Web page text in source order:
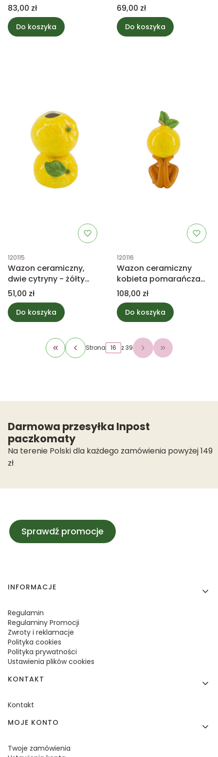
Cena
83,00 zł
Do koszyka
Cena
69,00 zł
Do koszyka
Kod produktu
120115
Wazon ceramiczny,
dwie cytryny - żółty
8x11,5cm
Cena
51,00 zł
Do koszyka
Kod produktu
120116
Wazon ceramiczny
kobieta pomarańcza
22cm
Cena
108,00 zł
Do koszyka
Wróć do pierwszej strony z produktami
Strona z 39 Przejdź do
Darmowa przesyłka Inpost
paczkomaty
Na terenie Polski dla każdego zamówienia powyżej 149
zł
Sprawdź promocje
Linki w stopce
INFORMACJE
Regulamin
Regulaminy Promocji
Zwroty i reklamacje
Polityka cookies
Polityka prywatności
Ustawienia plików cookies
KONTAKT
Kontakt
MOJE KONTO
Twoje zamówienia